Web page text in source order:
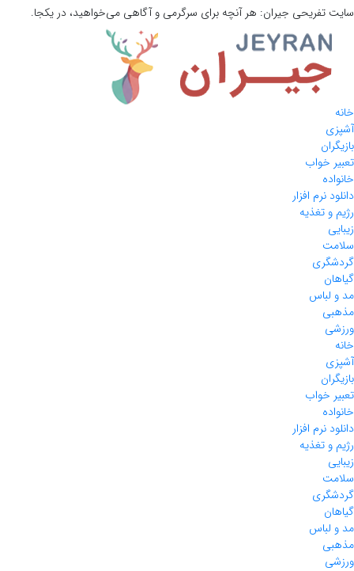
سایت تفریحی جیران: هر آنچه برای سرگرمی و آگاهی می‌خواهید، در یکجا.
خانه
آشپزی
بازیگران
تعبیر خواب
خانواده
دانلود نرم افزار
رژیم و تغذیه
زیبایی
سلامت
گردشگری
گیاهان
مد و لباس
مذهبی
ورزشی
خانه
آشپزی
بازیگران
تعبیر خواب
خانواده
دانلود نرم افزار
رژیم و تغذیه
زیبایی
سلامت
گردشگری
گیاهان
مد و لباس
مذهبی
ورزشی